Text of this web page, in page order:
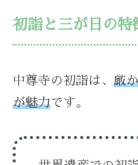
初詣と三が日の特
中尊寺の初詣は、 厳
が魅力です。